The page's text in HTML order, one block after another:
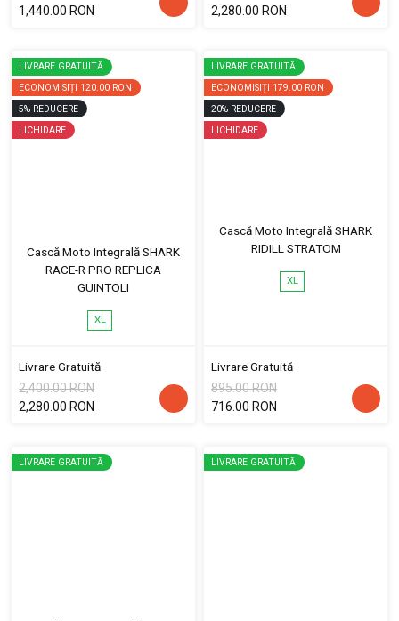
1,440.00 RON
2,280.00 RON
LIVRARE GRATUITĂ
ECONOMISIȚI 120.00 RON
5% REDUCERE
LICHIDARE
Cască Moto Integrală SHARK
RACE-R PRO REPLICA
GUINTOLI
XL
Livrare Gratuită
2,400.00 RON
2,280.00 RON
LIVRARE GRATUITĂ
ECONOMISIȚI 179.00 RON
20% REDUCERE
LICHIDARE
Cască Moto Integrală SHARK
RIDILL STRATOM
XL
Livrare Gratuită
895.00 RON
716.00 RON
LIVRARE GRATUITĂ LIVRARE GRATUITĂ